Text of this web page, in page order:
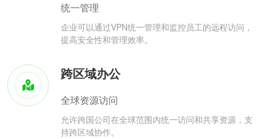
统一管理
企业可以通过VPN统一管理和监控员工的远程访问，
提高安全性和管理效率。
跨区域办公
全球资源访问
允许跨国公司在全球范围内统一访问和共享资源，支
持跨区域协作。